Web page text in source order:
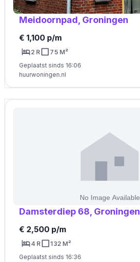
Meidoornpad, Groningen
€ 1,100 p/m
2 R 75 M²
Geplaatst sinds 16:06
huurwoningen.nl
Damsterdiep 68, Groningen
€ 2,500 p/m
4 R 132 M²
Geplaatst sinds 16:36